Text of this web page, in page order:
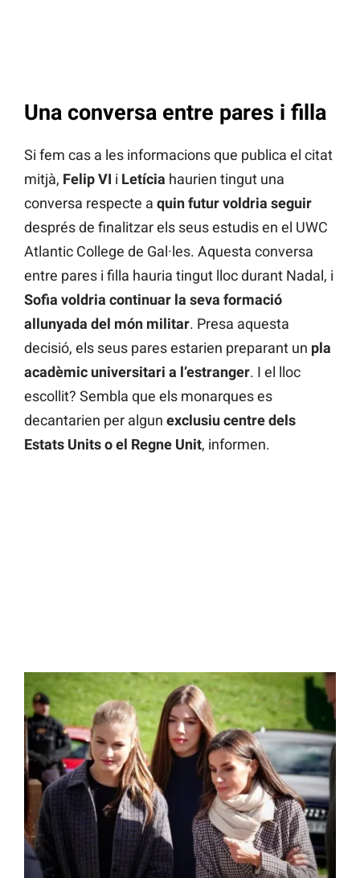
Una conversa entre pares i filla
Si fem cas a les informacions que publica el citat
mitjà, Felip VI i Letícia haurien tingut una
conversa respecte a quin futur voldria seguir
després de finalitzar els seus estudis en el UWC
Atlantic College de Gal·les. Aquesta conversa
entre pares i filla hauria tingut lloc durant Nadal, i
Sofia voldria continuar la seva formació
allunyada del món militar. Presa aquesta
decisió, els seus pares estarien preparant un pla
acadèmic universitari a l’estranger. I el lloc
escollit? Sembla que els monarques es
decantarien per algun exclusiu centre dels
Estats Units o el Regne Unit, informen.